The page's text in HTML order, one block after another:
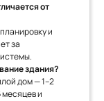
от
и
за
здания?
дом — 1–2
и